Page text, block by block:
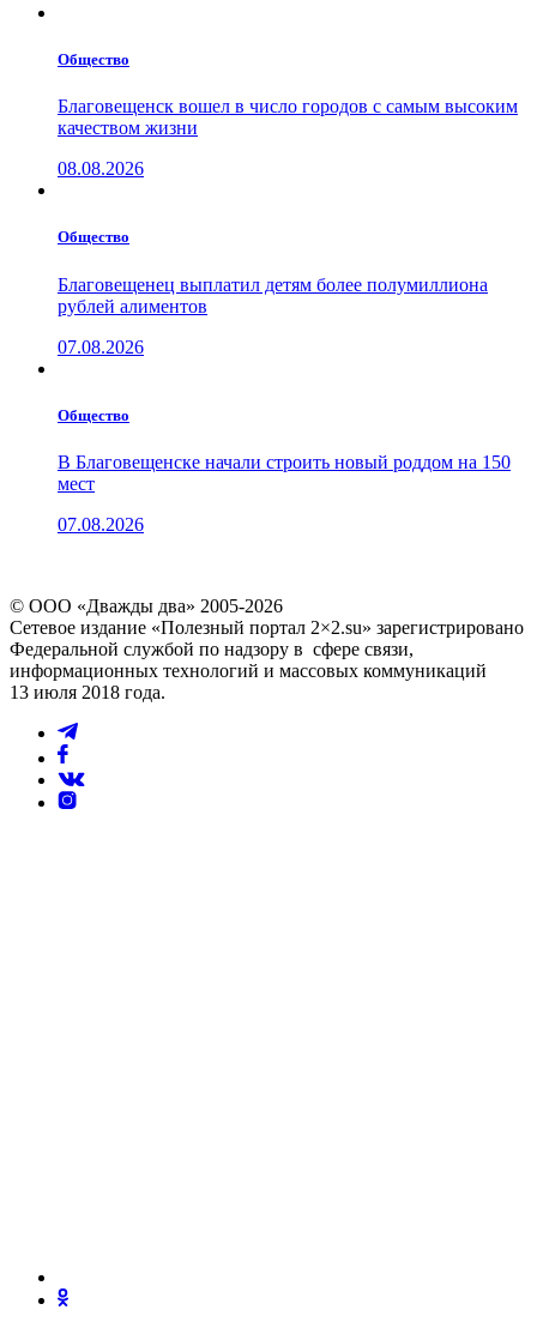
Общество
Благовещенск вошел в число городов с самым высоким
качеством жизни
08.08.2026
Общество
Благовещенец выплатил детям более полумиллиона
рублей алиментов
07.08.2026
Общество
В Благовещенске начали строить новый роддом на 150
мест
07.08.2026
© ООО «Дважды два» 2005-2026
Сетевое издание «Полезный портал 2×2.su» зарегистрировано
Федеральной службой по надзору в сфере связи,
информационных технологий и массовых коммуникаций
13 июля 2018 года.